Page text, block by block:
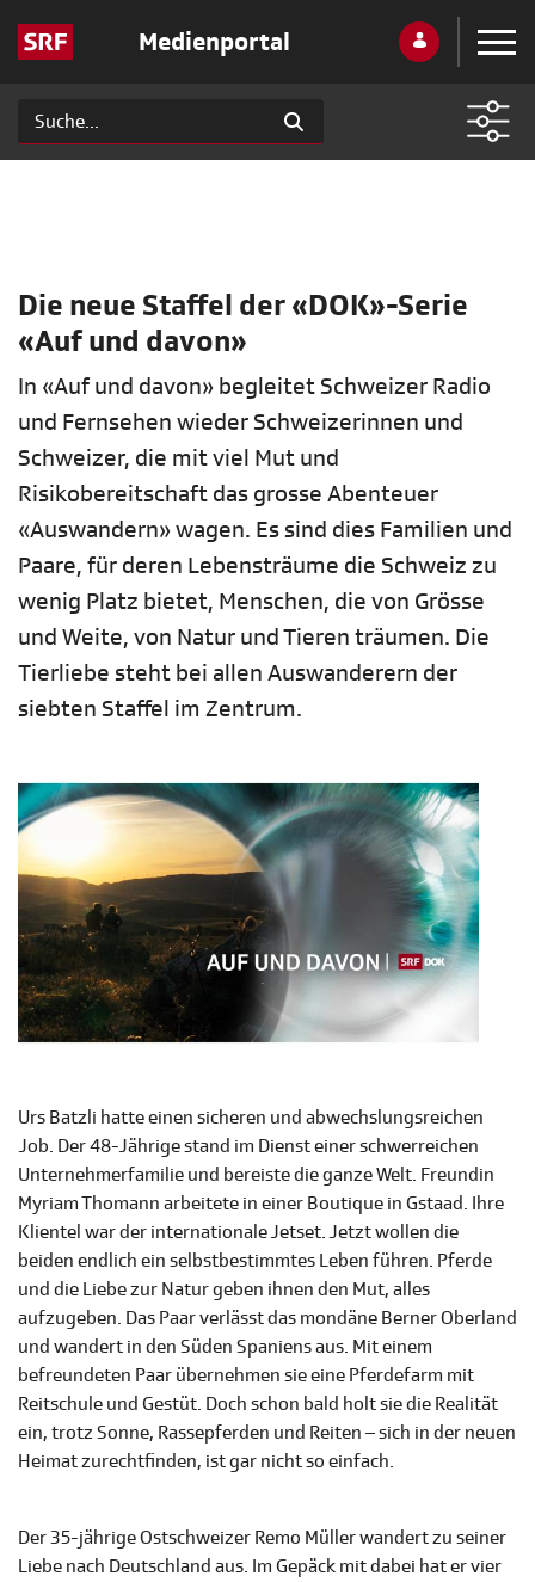
Medienportal
Die neue Staffel der «DOK»-Serie
«Auf und davon»
In «Auf und davon» begleitet Schweizer Radio
und Fernsehen wieder Schweizerinnen und
Schweizer, die mit viel Mut und
Risikobereitschaft das grosse Abenteuer
«Auswandern» wagen. Es sind dies Familien und
Paare, für deren Lebensträume die Schweiz zu
wenig Platz bietet, Menschen, die von Grösse
und Weite, von Natur und Tieren träumen. Die
Tierliebe steht bei allen Auswanderern der
siebten Staffel im Zentrum.
Urs Batzli hatte einen sicheren und abwechslungsreichen
Job. Der 48-Jährige stand im Dienst einer schwerreichen
Unternehmerfamilie und bereiste die ganze Welt. Freundin
Myriam Thomann arbeitete in einer Boutique in Gstaad. Ihre
Klientel war der internationale Jetset. Jetzt wollen die
beiden endlich ein selbstbestimmtes Leben führen. Pferde
und die Liebe zur Natur geben ihnen den Mut, alles
aufzugeben. Das Paar verlässt das mondäne Berner Oberland
und wandert in den Süden Spaniens aus. Mit einem
befreundeten Paar übernehmen sie eine Pferdefarm mit
Reitschule und Gestüt. Doch schon bald holt sie die Realität
ein, trotz Sonne, Rassepferden und Reiten – sich in der neuen
Heimat zurechtfinden, ist gar nicht so einfach.
Der 35-jährige Ostschweizer Remo Müller wandert zu seiner
Liebe nach Deutschland aus. Im Gepäck mit dabei hat er vier